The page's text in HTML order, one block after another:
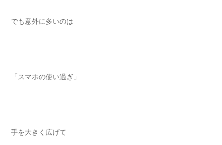
でも意外に多いのは
「スマホの使い過ぎ」
手を大きく広げて